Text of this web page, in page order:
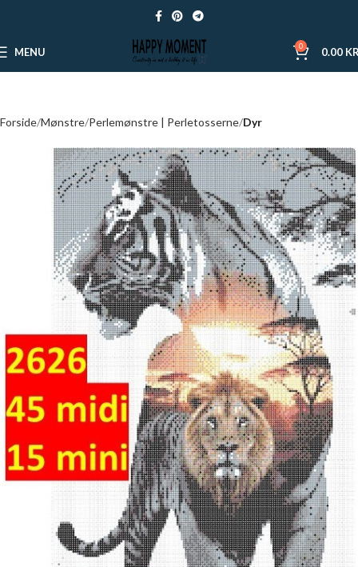
MENU 0 0.00
Forside Mønstre Perlemønstre | Perletosserne Dyr